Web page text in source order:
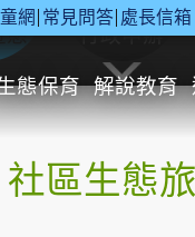
網 常見問答 處長信箱
態保育 解說教育
憩 行政申辦
社區生態